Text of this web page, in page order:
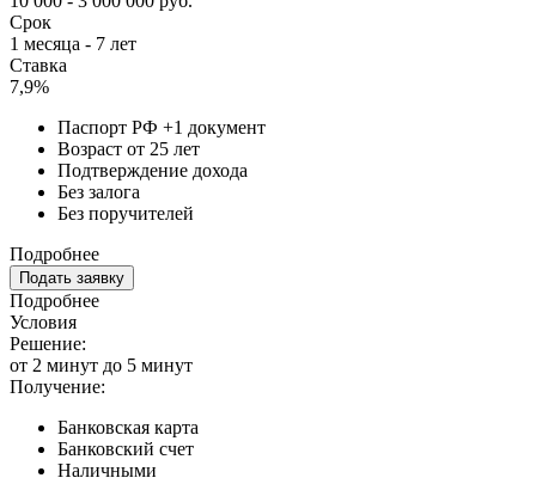
Срок
1 месяца - 7 лет
Ставка
7,9%
Паспорт РФ +1 документ
Возраст от 25 лет
Подтверждение дохода
Без залога
Без поручителей
Подробнее
Подать заявку
Подробнее
Условия
Решение:
от 2 минут до 5 минут
Получение:
Банковская карта
Банковский счет
Наличными